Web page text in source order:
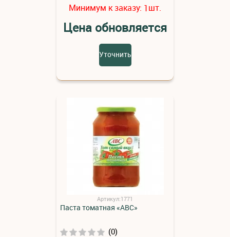
Минимум к заказу: 1шт.
Цена обновляется
Уточнить
Артикул:1771
Паста томатная «АВС»
(0)